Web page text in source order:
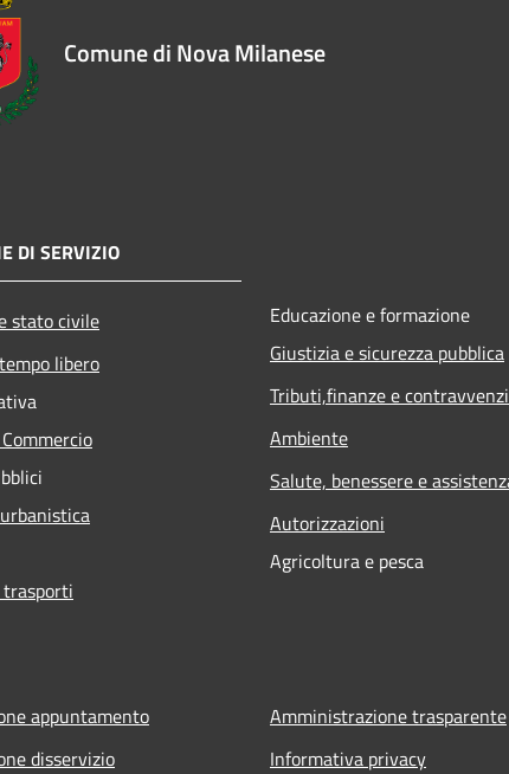
Comune di Nova Milanese
DI SERVIZIO
stato civile
libero
Educazione e formazione
Giustizia e sicurezza pubblica
Tributi,finanze e
Ambiente
Salute, benessere e
Autorizzazioni
Agricoltura e pesca
appuntamento
disservizio
Amministrazione trasparente
Informativa privacy